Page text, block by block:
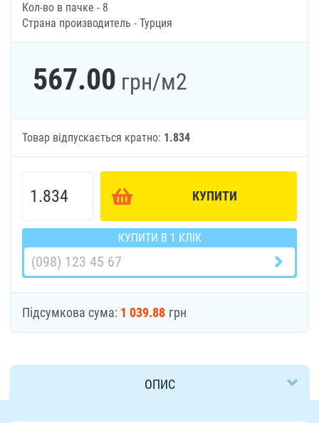
Кол-во в пачке - 8
Страна производитель - Турция
567.00 грн/м2
Товар відпускається кратно: 1.834
КУПИТИ
КУПИТИ В 1 КЛІК
Підсумкова сума: 1 039.88 грн
ОПИС